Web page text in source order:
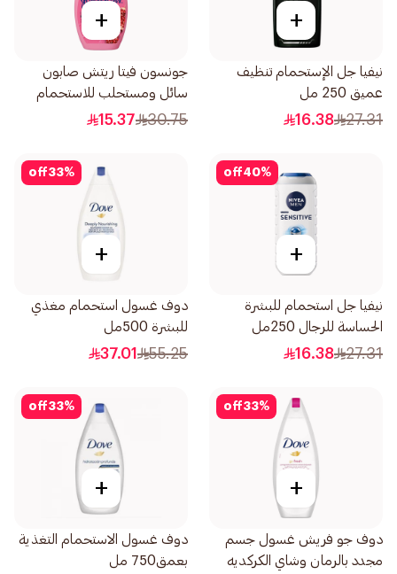
+
نيفيا جل الإستحمام تنظيف
عميق 250 مل
27.31
16.38
+
جونسون فيتا ريتش صابون
سائل ومستحلب للاستحمام
بخلاصة الرمان 400مل
30.75
15.37
40%
off
+
نيفيا جل استحمام للبشرة
الحساسة للرجال 250مل
27.31
16.38
33%
off
+
دوف غسول استحمام مغذي
للبشرة 500مل
55.25
37.01
33%
off
+
دوف جو فريش غسول جسم
مجدد بالرمان وشاي الكركديه
33%
off
+
دوف غسول الاستحمام التغذية
بعمق750 مل